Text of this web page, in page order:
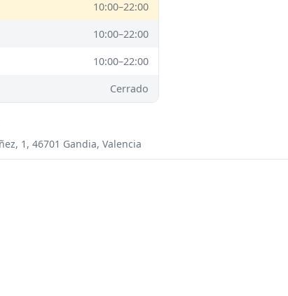
10:00–22:00
10:00–22:00
10:00–22:00
Cerrado
1, 46701 Gandia, Valencia